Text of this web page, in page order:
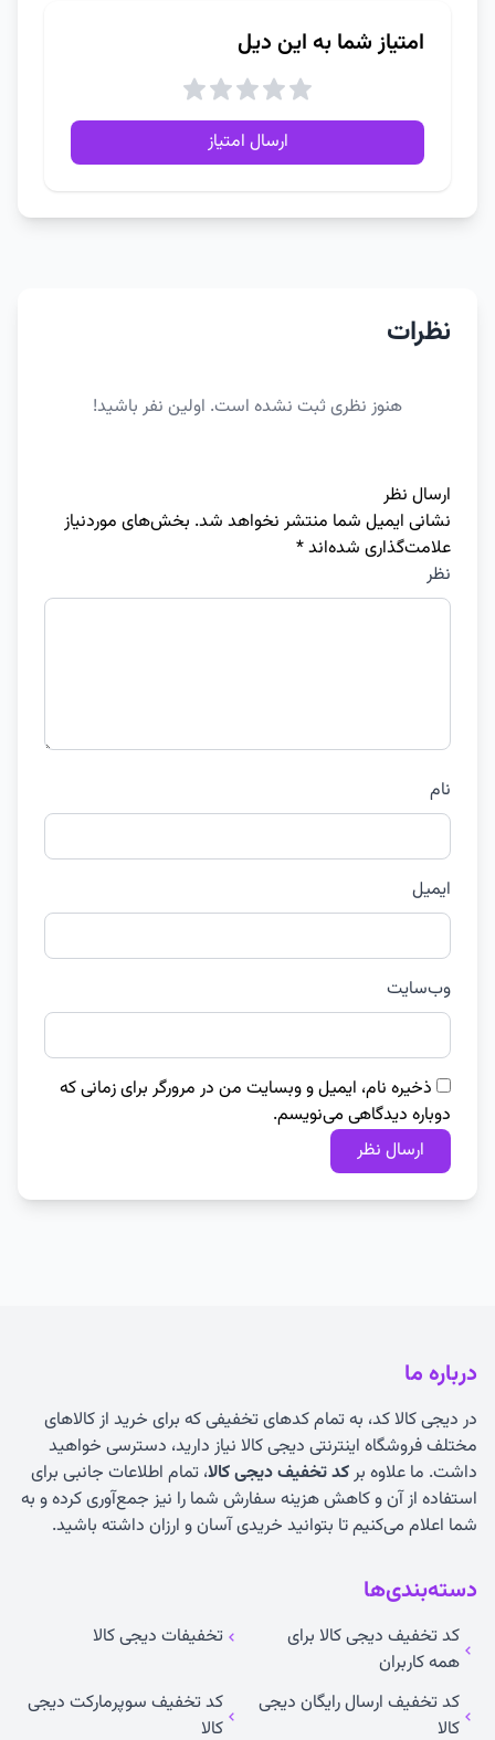
امتیاز شما به این دیل
ارسال امتیاز
نظرات
هنوز نظری ثبت نشده است. اولین نفر باشید!
ارسال نظر
نشانی ایمیل شما منتشر نخواهد شد. بخش‌های موردنیاز
علامت‌گذاری شده‌اند*
نظر
نام
ایمیل
وب‌سایت
ذخیره نام، ایمیل و وبسایت من در مرورگر برای زمانی که
دوباره دیدگاهی می‌نویسم.
درباره ما
در دیجی کالا کد، به تمام کدهای تخفیفی که برای خرید از کالاهای
مختلف فروشگاه اینترنتی دیجی کالا نیاز دارید، دسترسی خواهید
داشت. ما علاوه برکد تخفیف دیجی کالا، تمام اطلاعات جانبی برای
استفاده از آن و کاهش هزینه سفارش شما را نیز جمع‌آوری کرده و به
شما اعلام می‌کنیم تا بتوانید خریدی آسان و ارزان داشته باشید.
دسته‌بندی‌ها
کد تخفیف دیجی کالا برای
همه کاربران
تخفیفات دیجی کالا
کد تخفیف ارسال رایگان دیجی
کالا
کد تخفیف سوپرمارکت دیجی
کالا